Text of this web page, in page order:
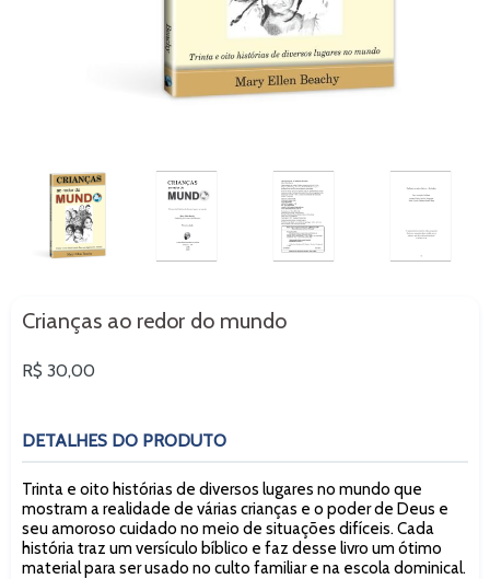
Crianças ao redor do mundo
Preço
R$ 30,00
DETALHES DO PRODUTO
Trinta e oito histórias de diversos lugares no mundo que
mostram a realidade de várias crianças e o poder de Deus e
seu amoroso cuidado no meio de situações difíceis. Cada
história traz um versículo bíblico e faz desse livro um ótimo
material para ser usado no culto familiar e na escola dominical.